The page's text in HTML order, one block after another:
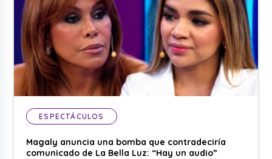
ESPECTÁCULOS
Magaly anuncia una bomba que contradeciría
comunicado de La Bella Luz: “Hay un audio”